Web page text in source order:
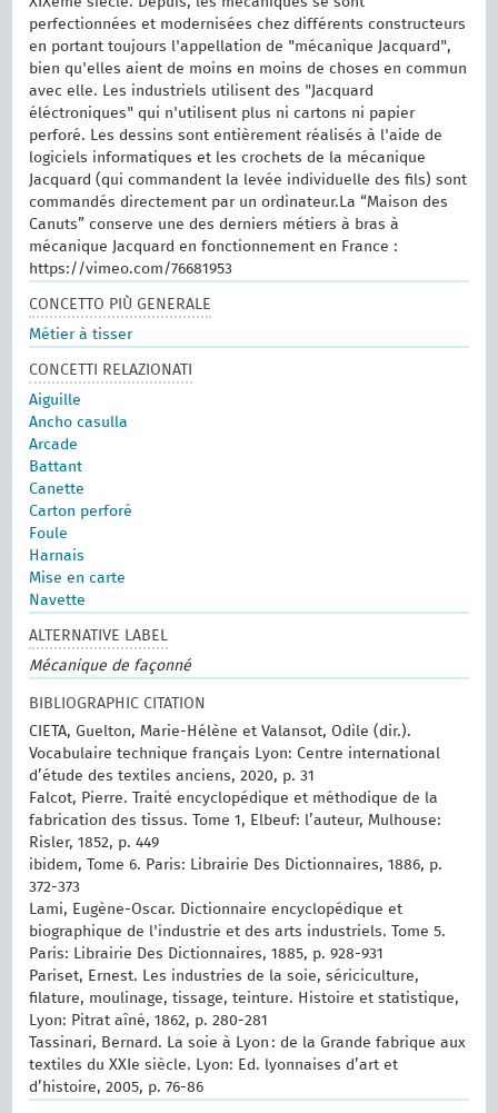
perfectionnées et modernisées chez différents constructeurs
en portant toujours l'appellation de "mécanique Jacquard",
bien qu'elles aient de moins en moins de choses en commun
avec elle. Les industriels utilisent des "Jacquard
éléctroniques" qui n'utilisent plus ni cartons ni papier
perforé. Les dessins sont entièrement réalisés à l'aide de
logiciels informatiques et les crochets de la mécanique
Jacquard (qui commandent la levée individuelle des fils) sont
commandés directement par un ordinateur.La “Maison des
Canuts” conserve une des derniers métiers à bras à
mécanique Jacquard en fonctionnement en France :
https://vimeo.com/76681953
CONCETTO PIÙ GENERALE
Métier à tisser
CONCETTI RELAZIONATI
Aiguille
Ancho casulla
Arcade
Battant
Canette
Carton perforé
Foule
Harnais
Mise en carte
Navette
ALTERNATIVE LABEL
Mécanique de façonné
BIBLIOGRAPHIC CITATION
CIETA, Guelton, Marie-Hélène et Valansot, Odile (dir.).
Vocabulaire technique français Lyon: Centre international
d’étude des textiles anciens, 2020, p. 31
Falcot, Pierre. Traité encyclopédique et méthodique de la
fabrication des tissus. Tome 1, Elbeuf: l’auteur, Mulhouse:
Risler, 1852, p. 449
ibidem, Tome 6. Paris: Librairie Des Dictionnaires, 1886, p.
372-373
Lami, Eugène-Oscar. Dictionnaire encyclopédique et
biographique de l'industrie et des arts industriels. Tome 5.
Paris: Librairie Des Dictionnaires, 1885, p. 928-931
Pariset, Ernest. Les industries de la soie, sériciculture,
filature, moulinage, tissage, teinture. Histoire et statistique,
Lyon: Pitrat aîné, 1862, p. 280-281
Tassinari, Bernard. La soie à Lyon : de la Grande fabrique aux
textiles du XXIe siècle. Lyon: Ed. lyonnaises d’art et
d’histoire, 2005, p. 76-86